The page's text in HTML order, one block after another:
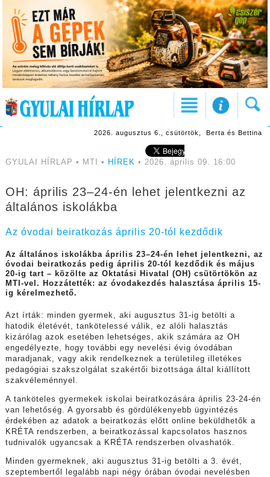
2026. augusztus 6., csütörtök, Berta és Bettina
GYULAI HÍRLAP • MTI • HÍREK • 2026. április 09. 16:00
OH: április 23–24-én lehet jelentkezni az
általános iskolákba
Az óvodai beiratkozás április 20-tól kezdődik
Az általános iskolákba április 23–24-én lehet jelentkezni, az
óvodai beiratkozás pedig április 20-tól kezdődik és május
20-ig tart – közölte az Oktatási Hivatal (OH) csütörtökön az
MTI-vel. Hozzátették: az óvodakezdés halasztása április 15-
ig kérelmezhető.
Azt írták: minden gyermek, aki augusztus 31-ig betölti a
hatodik életévét, tankötelessé válik, ez alóli halasztás
kizárólag azok esetében lehetséges, akik számára az OH
engedélyezte, hogy további egy nevelési évig óvodában
maradjanak, vagy akik rendelkeznek a területileg illetékes
pedagógiai szakszolgálat szakértői bizottsága által kiállított
szakvéleménnyel.
A tanköteles gyermekek iskolai beiratkozására április 23-24-én
van lehetőség. A gyorsabb és gördülékenyebb ügyintézés
érdekében az adatok a beiratkozás előtt online beküldhetők a
KRÉTA rendszerben, a beiratkozással kapcsolatos hasznos
tudnivalók ugyancsak a KRÉTA rendszerben olvashatók.
Minden gyermeknek, aki augusztus 31-ig betölti a 3. évét,
szeptembertől legalább napi négy órában óvodai nevelésben